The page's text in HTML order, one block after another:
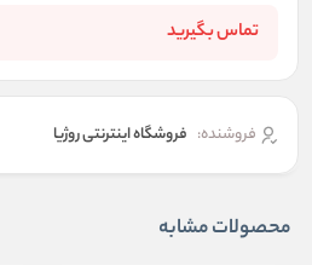
تماس بگیرید
فروشنده: فروشگاه اینترنتی روژیا
محصولات مشابه